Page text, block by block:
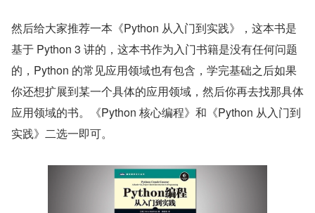
然后给大家推荐一本《Python 从入门到实践》，这本书是
基于 Python 3 讲的，这本书作为入门书籍是没有任何问题
的，Python 的常见应用领域也有包含，学完基础之后如果
你还想扩展到某一个具体的应用领域，然后你再去找那具体
应用领域的书。《Python 核心编程》和《Python 从入门到
实践》二选一即可。